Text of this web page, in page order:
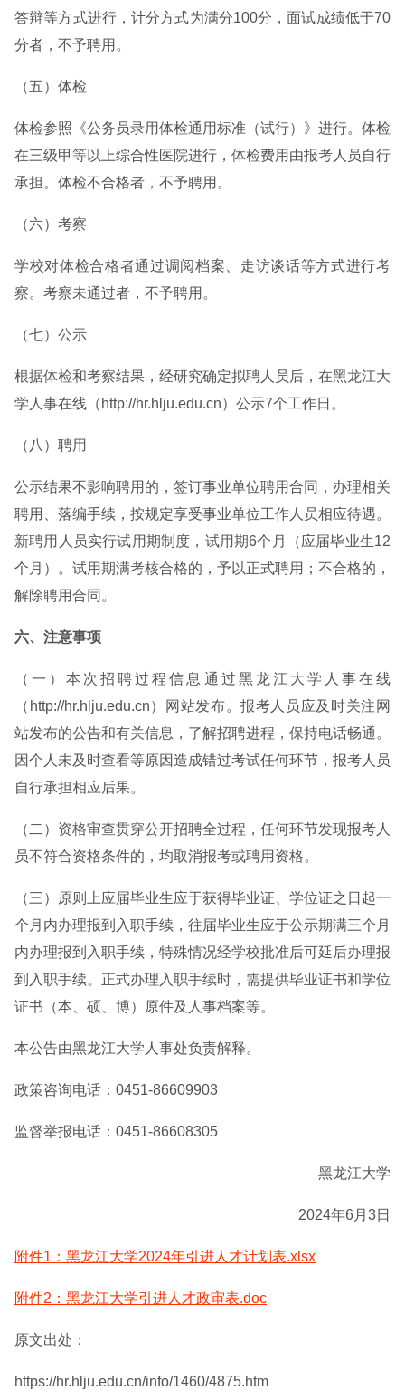
答辩等方式进行，计分方式为满分100分，面试成绩低于70
分者，不予聘用。
（五）体检
体检参照《公务员录用体检通用标准（试行）》进行。体检
在三级甲等以上综合性医院进行，体检费用由报考人员自行
承担。体检不合格者，不予聘用。
（六）考察
学校对体检合格者通过调阅档案、走访谈话等方式进行考
察。考察未通过者，不予聘用。
（七）公示
根据体检和考察结果，经研究确定拟聘人员后，在黑龙江大
学人事在线（http://hr.hlju.edu.cn）公示7个工作日。
（八）聘用
公示结果不影响聘用的，签订事业单位聘用合同，办理相关
聘用、落编手续，按规定享受事业单位工作人员相应待遇。
新聘用人员实行试用期制度，试用期6个月（应届毕业生12
个月）。试用期满考核合格的，予以正式聘用；不合格的，
解除聘用合同。
六、注意事项
（一）本次招聘过程信息通过黑龙江大学人事在线
（http://hr.hlju.edu.cn）网站发布。报考人员应及时关注网
站发布的公告和有关信息，了解招聘进程，保持电话畅通。
因个人未及时查看等原因造成错过考试任何环节，报考人员
自行承担相应后果。
（二）资格审查贯穿公开招聘全过程，任何环节发现报考人
员不符合资格条件的，均取消报考或聘用资格。
（三）原则上应届毕业生应于获得毕业证、学位证之日起一
个月内办理报到入职手续，往届毕业生应于公示期满三个月
内办理报到入职手续，特殊情况经学校批准后可延后办理报
到入职手续。正式办理入职手续时，需提供毕业证书和学位
证书（本、硕、博）原件及人事档案等。
本公告由黑龙江大学人事处负责解释。
政策咨询电话：0451-86609903
监督举报电话：0451-86608305
黑龙江大学
2024年6月3日
附件1：黑龙江大学2024年引进人才计划表.xlsx
附件2：黑龙江大学引进人才政审表.doc
原文出处：
https://hr.hlju.edu.cn/info/1460/4875.htm